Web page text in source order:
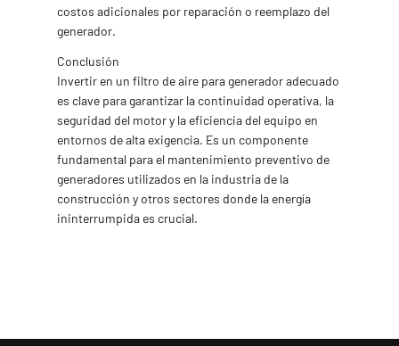
costos adicionales por reparación o reemplazo del
generador.
Conclusión
Invertir en un filtro de aire para generador adecuado
es clave para garantizar la continuidad operativa, la
seguridad del motor y la eficiencia del equipo en
entornos de alta exigencia. Es un componente
fundamental para el mantenimiento preventivo de
generadores utilizados en la industria de la
construcción y otros sectores donde la energía
ininterrumpida es crucial.